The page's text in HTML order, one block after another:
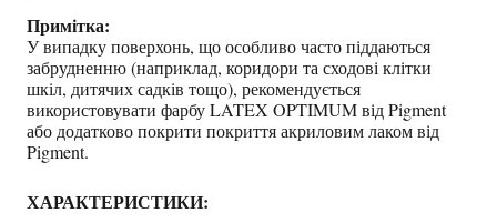
Примітка:
У випадку поверхонь, що особливо часто піддаються
забрудненню (наприклад, коридори та сходові клітки
шкіл, дитячих садків тощо), рекомендується
використовувати фарбу LATEX OPTIMUM від Pigment
або додатково покрити покриття акриловим лаком від
Pigment.
ХАРАКТЕРИСТИКИ: